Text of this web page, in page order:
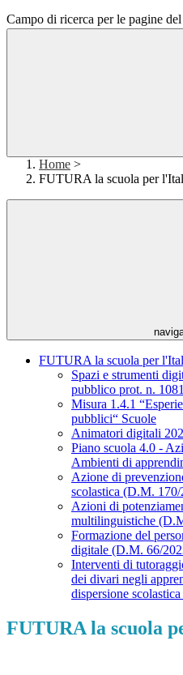
Campo di ricerca per le pagine
Home >
FUTURA la scuola per
FUTURA la scuola per
Spazi e strumenti
pubblico prot. n.
Misura 1.4.1
pubblici“ Scuole
Animatori digitali
Piano scuola 4.0 -
Ambienti di
Azione di
scolastica (D.M.
Azioni di
multilinguistiche
Formazione del
digitale (D.M. 66/
Interventi di
dei divari negli
dispersione
FUTURA la scuola